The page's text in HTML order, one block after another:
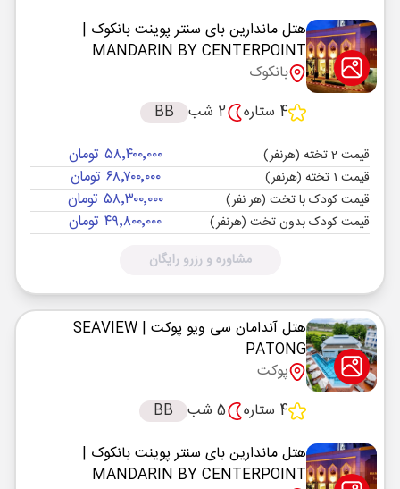
هتل ماندارین بای سنتر پوینت بانکوک |
MANDARIN BY CENTERPOINT
بانکوک
4 ستاره
2 شب BB
قیمت 2 تخته (هرنفر) ۵۸٬۴۰۰٬۰۰۰ تومان
قیمت 1 تخته (هرنفر) ۶۸٬۷۰۰٬۰۰۰ تومان
قیمت کودک با تخت (هر نفر) ۵۸٬۳۰۰٬۰۰۰ تومان
قیمت کودک بدون تخت (هرنفر) ۴۹٬۸۰۰٬۰۰۰ تومان
مشاوره و رزرو رایگان
هتل آندامان سی ویو پوکت | SEAVIEW
PATONG
پوکت
4 ستاره
5 شب
BB
هتل ماندارین بای سنتر پوینت بانکوک |
MANDARIN BY CENTERPOINT